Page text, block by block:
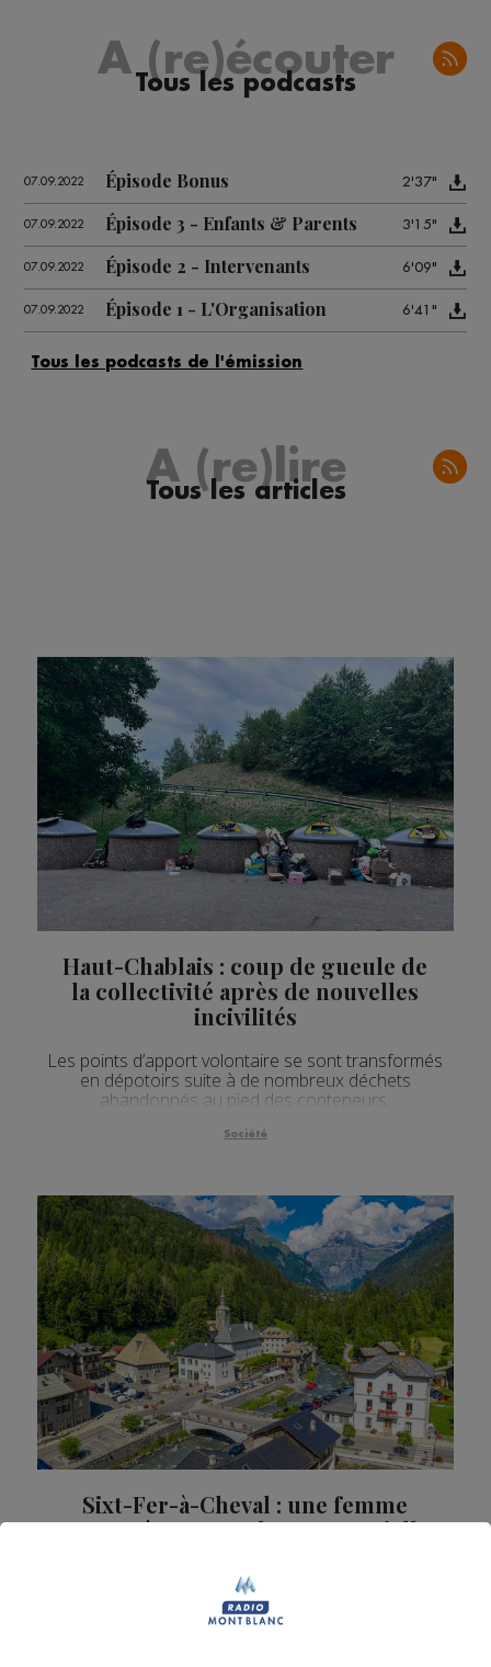
A (re)écouter
Tous les podcasts
07.09.2022 Épisode Bonus 2'37"
07.09.2022 Épisode 3 - Enfants & Parents 3'15"
07.09.2022 Épisode 2 - Intervenants 6'09"
07.09.2022 Épisode 1 - L'Organisation 6'41"
A (re)lire
Tous les articles
Haut-Chablais : coup de gueule de
la collectivité après de nouvelles
incivilités
Les points d’apport volontaire se sont transformés
en dépotoirs suite à de nombreux déchets
abandonnés au pied des conteneurs.
Société
Sixt-Fer-à-Cheval : une femme
emportée par une lave torrentielle
La victime est portée disparue depuis mardi soir et
les recherches ont repris à 9h ce mercredi matin.